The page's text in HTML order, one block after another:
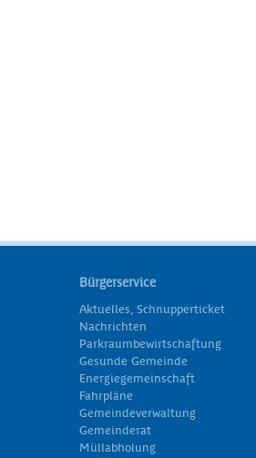
Bürgerservice
Aktuelles, Schnupperticket
Nachrichten
Parkraumbewirtschaftung
Gesunde Gemeinde
Energiegemeinschaft
Fahrpläne
Gemeindeverwaltung
Gemeinderat
Müllabholung